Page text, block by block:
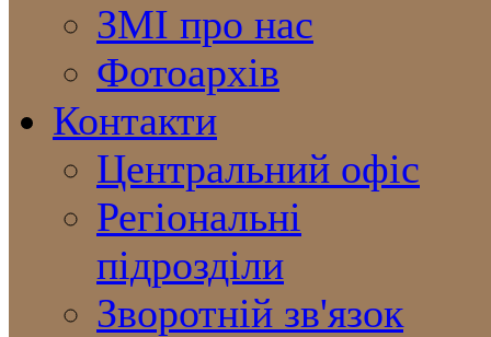
ЗМІ про нас
Фотоархів
Контакти
Центральний офіс
Регіональні
підрозділи
Зворотній зв'язок